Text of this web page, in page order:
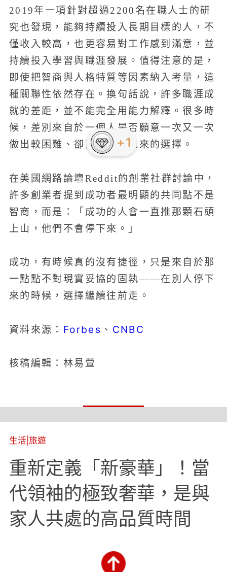
2019年一項針對超過2200名在職人士的研
究也發現，能夠持續投入長期目標的人，不
僅收入較高，也更容易對工作感到滿意，並
持續投入學習與職涯發展。值得注意的是，
即使把智商與人格特質等因素納入考量，這
種關聯性依然存在。換句話說，許多職涯成
就的差距，並不能完全用能力解釋。很多時
候，差別來自於一個人是否願意一次又一次
做出較困難、卻更有利於未來的選擇。
在美國網路論壇Reddit的創業社群討論中，
許多創業者提到成功者最明顯的共同點不是
智商，而是：「成功的人會一直推那顆石頭
上山，他們不會停下來。」
成功，有時候真的沒有捷徑，只是來自於那
一點點不對現實妥協的固執——在別人停下
來的時候，選擇繼續往前走。
資料來源： Forbes 、 CNBC
核稿編輯：林易萱
生活 旅遊
重新定義「新豪華」！當
代領袖的極致奢華，是與
家人共處的高品質時間
+1